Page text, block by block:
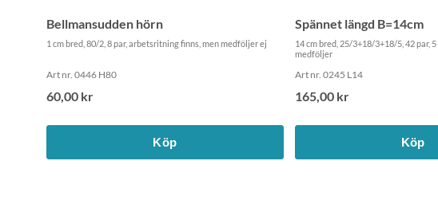
Bellmansudden hörn
1 cm bred, 80/2, 8 par, arbetsritning finns, men medföljer ej
Art nr. 0446 H80
60,00 kr
Köp
Spännet längd B=14cm
14 cm bred, 25/3+18/3+18/5, 42 par,
medföljer
Art nr. 0245 L14
165,00 kr
Köp